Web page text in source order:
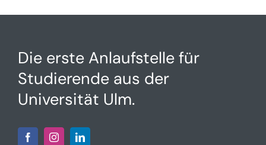
Die erste Anlaufstelle für
Studierende aus der
Universität Ulm.